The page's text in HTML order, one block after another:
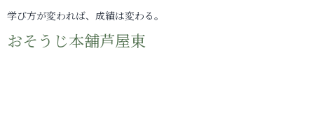
学び方が変われば、成績は変わる。
おそうじ本舗芦屋東